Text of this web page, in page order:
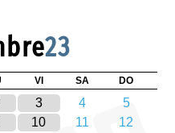
23
VI SA DO
3 4
5
10 11
12